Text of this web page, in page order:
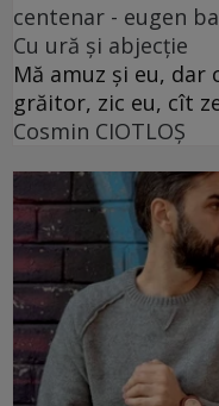
centenar - eugen
Cu ură și abjecție
Mă amuz și eu,
grăitor, zic eu, cît
Cosmin CIOTLOŞ